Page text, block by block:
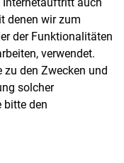
denen wir zum
der Funktionalitäten
verwendet.
zu den Zwecken und
solcher
bitte den